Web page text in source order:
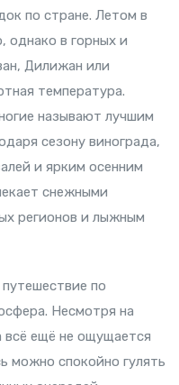
по стране. Летом в
однако в горных и
Дилижан или
температура.
называют лучшим
сезону винограда,
и ярким осенним
снежными
регионов и лыжным
по
Несмотря на
всё ещё не ощущается
можно спокойно гулять